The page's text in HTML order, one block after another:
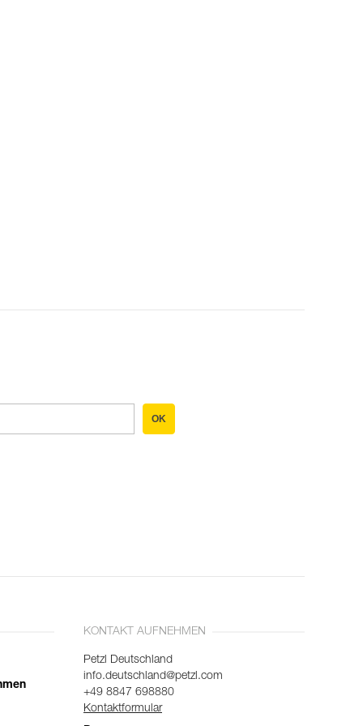
OK
KONTAKT AUFNEHMEN
Petzl Deutschland
info.deutschland@petzl.com
+49 8847 698880
Kontaktformular